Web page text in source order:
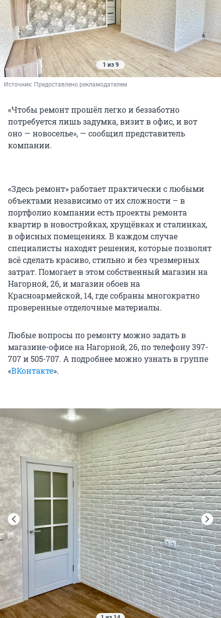
1 из 9
Источник: Предоставлено рекламодателем
«Чтобы ремонт прошёл легко и беззаботно
потребуется лишь задумка, визит в офис, и вот
оно — новоселье», — сообщил представитель
компании.
«Здесь ремонт» работает практически с любыми
объектами независимо от их сложности – в
портфолио компании есть проекты ремонта
квартир в новостройках, хрущёвках и сталинках,
в офисных помещениях. В каждом случае
специалисты находят решения, которые позволят
всё сделать красиво, стильно и без чрезмерных
затрат. Помогает в этом собственный магазин на
Нагорной, 26, и магазин обоев на
Красноармейской, 14, где собраны многократно
проверенные отделочные материалы.
Любые вопросы по ремонту можно задать в
магазине-офисе на Нагорной, 26, по телефону 397-
707 и 505-707. А подробнее можно узнать в группе
«ВКонтакте».